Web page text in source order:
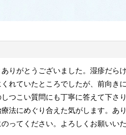
りがとうございました。湿疹だら
れていたところでしたが、前向き
つこい質問にも丁寧に答えて下さり
法にめぐり合えた気がします。あ
ってください。よろしくお願いいた